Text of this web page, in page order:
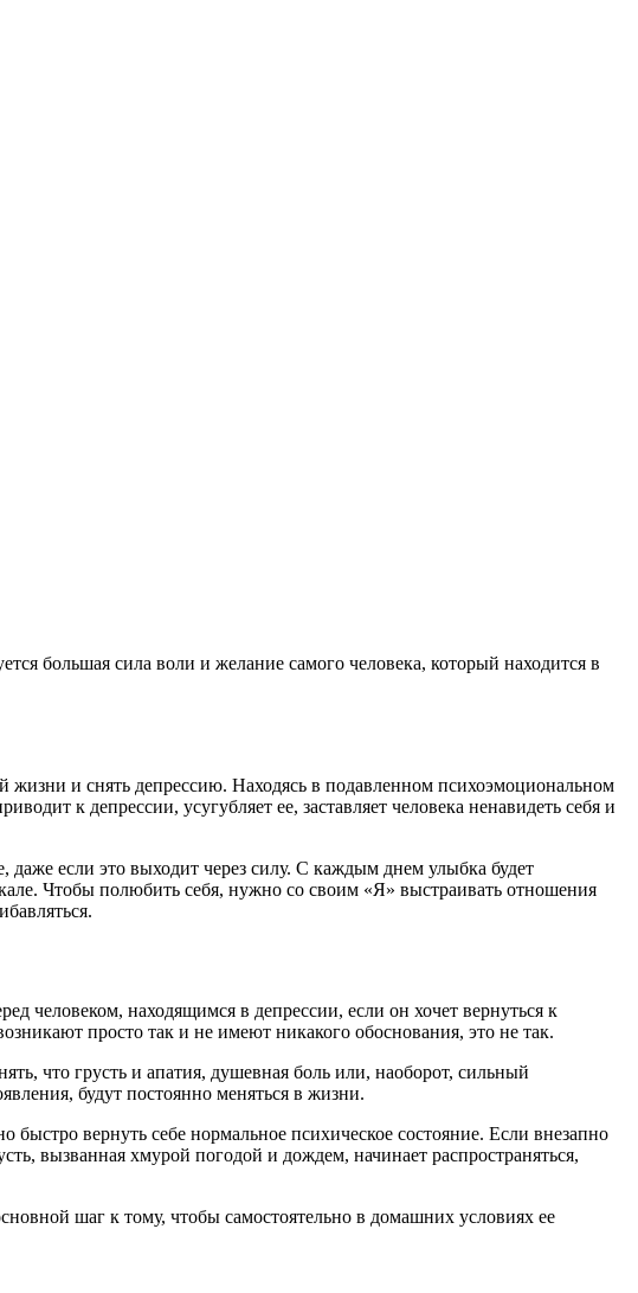
большая сила воли и желание самого человека, который находится в
жизни и снять депрессию. Находясь в подавленном психоэмоциональном
к депрессии, усугубляет ее, заставляет человека ненавидеть себя и
если это выходит через силу. С каждым днем улыбка будет
Чтобы полюбить себя, нужно со своим «Я» выстраивать отношения
человеком, находящимся в депрессии, если он хочет вернуться к
просто так и не имеют никакого обоснования, это не так.
что грусть и апатия, душевная боль или, наоборот, сильный
будут постоянно меняться в жизни.
вернуть себе нормальное психическое состояние. Если внезапно
вызванная хмурой погодой и дождем, начинает распространяться,
шаг к тому, чтобы самостоятельно в домашних условиях ее